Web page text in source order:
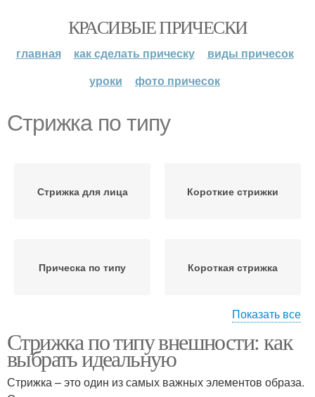
КРАСИВЫЕ ПРИЧЕСКИ
главная как сделать прическу
виды причесок
уроки
фото причесок
Стрижка по типу
Стрижка для лица Короткие стрижки
Прическа по типу Короткая стрижка
Простая стрижка
использованием
Показать все
Стрижка по типу внешности: как
выбрать идеальную
Стрижка – это один из самых важных элементов образа.